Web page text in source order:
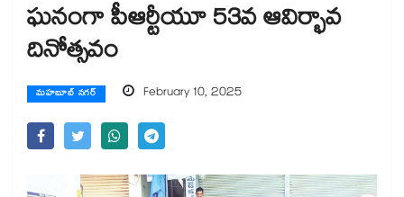
ఘనంగా పీఆర్టీయూ 53వ ఆవిర్భావ
దినోత్సవం
మహబూబ్ నగర్ February 10, 2025